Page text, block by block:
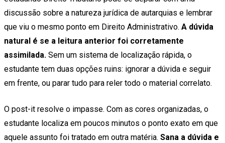
discussão sobre a natureza jurídica de autarquias e lembrar
que viu o mesmo ponto em Direito Administrativo. A dúvida
natural é se a leitura anterior foi corretamente
assimilada. Sem um sistema de localização rápida, o
estudante tem duas opções ruins: ignorar a dúvida e seguir
em frente, ou parar tudo para reler todo o material correlato.
O post-it resolve o impasse. Com as cores organizadas, o
estudante localiza em poucos minutos o ponto exato em que
aquele assunto foi tratado em outra matéria. Sana a dúvida e